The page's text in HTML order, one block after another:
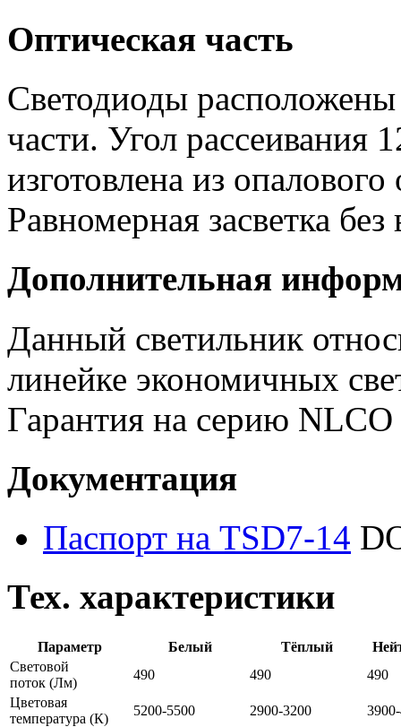
Оптическая часть
Светодиоды
части. Угол рассеивания
изготовлена из
Равномерная засветка
Дополнительная
Данный светильник
линейке экономичных
Гарантия на серию
Документация
Паспорт на TSD7-14
Тех. характеристики
Параметр Белый Тёплый
Световой
поток (Лм)
490 490
490
Цветовая
температура (К)
5200-5500 2900-3200